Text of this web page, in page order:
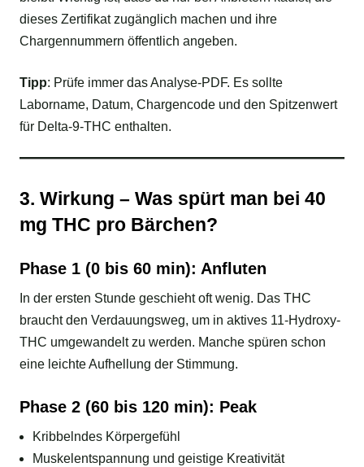
dieses Zertifikat zugänglich machen und ihre
Chargennummern öffentlich angeben.
Tipp: Prüfe immer das Analyse-PDF. Es sollte
Laborname, Datum, Chargencode und den Spitzenwert
für Delta-9-THC enthalten.
3. Wirkung – Was spürt man bei 40
mg THC pro Bärchen?
Phase 1 (0 bis 60 min): Anfluten
In der ersten Stunde geschieht oft wenig. Das THC
braucht den Verdauungsweg, um in aktives 11-Hydroxy-
THC umgewandelt zu werden. Manche spüren schon
eine leichte Aufhellung der Stimmung.
Phase 2 (60 bis 120 min): Peak
Kribbelndes Körpergefühl
Muskelentspannung und geistige Kreativität